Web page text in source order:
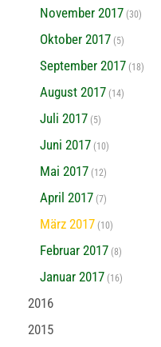
November 2017 (30)
Oktober 2017 (5)
September 2017 (18)
August 2017 (14)
Juli 2017 (5)
Juni 2017 (10)
Mai 2017 (12)
April 2017 (7)
März 2017 (10)
Februar 2017 (8)
Januar 2017 (16)
2016
2015